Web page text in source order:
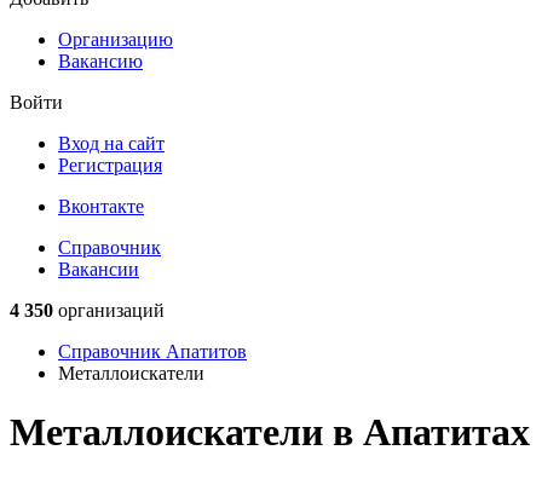
Организацию
Вакансию
Войти
Вход на сайт
Регистрация
Вконтакте
Справочник
Вакансии
4 350 организаций
Справочник Апатитов
Металлоискатели
Металлоискатели в Апатитах